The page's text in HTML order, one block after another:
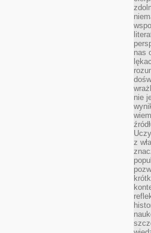
nas
nie
z